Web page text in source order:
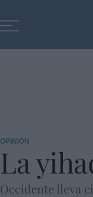
OPINIÓN
La
Occidente lleva